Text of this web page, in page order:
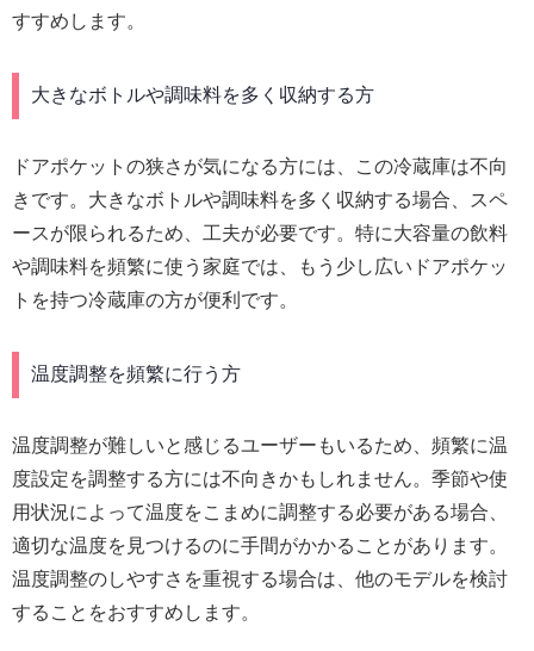
すすめします。
大きなボトルや調味料を多く収納する方
ドアポケットの狭さが気になる方には、この冷蔵庫は不向
きです。大きなボトルや調味料を多く収納する場合、スペ
ースが限られるため、工夫が必要です。特に大容量の飲料
や調味料を頻繁に使う家庭では、もう少し広いドアポケッ
トを持つ冷蔵庫の方が便利です。
温度調整を頻繁に行う方
温度調整が難しいと感じるユーザーもいるため、頻繁に温
度設定を調整する方には不向きかもしれません。季節や使
用状況によって温度をこまめに調整する必要がある場合、
適切な温度を見つけるのに手間がかかることがあります。
温度調整のしやすさを重視する場合は、他のモデルを検討
することをおすすめします。